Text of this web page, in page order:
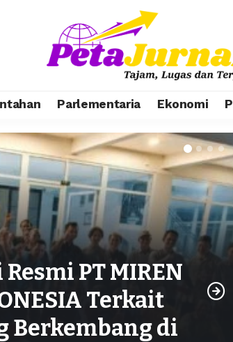
Parlementaria Ekonomi
PT MIREN
Terkait
Berkembang di